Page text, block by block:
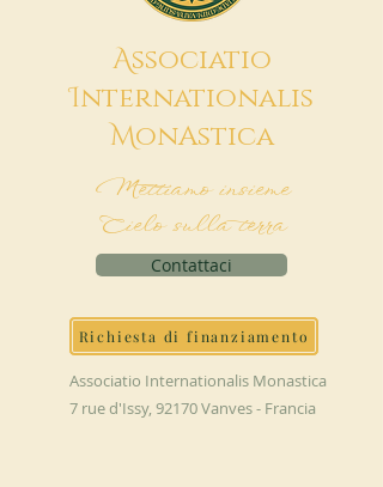
Associatio
Internationalis
MonAstica
Mettiamo insieme
Cielo sulla terra
Contattaci
Richiesta di finanziamento
Associatio Internationalis Monastica
7 rue d'Issy, 92170 Vanves - Francia